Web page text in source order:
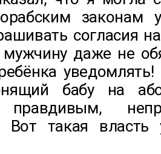
согласия
мужчину даже не
бабу на
правдивым,
Вот такая